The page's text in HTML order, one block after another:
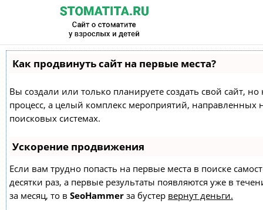
Как продвинуть сайт на первые места?
Вы создали или только планируете создать свой сайт,
процесс, а целый комплекс мероприятий,
поисковых системах.
Ускорение продвижения
Если вам трудно попасть на первые места в поиске
десятки раз, а первые результаты появляются уже в
за месяц, то в SeoHammer за бустер вернут деньги.